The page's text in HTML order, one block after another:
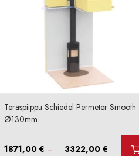
Teräspiippu Schiedel Permeter Smooth
Ø130mm
1871,00€ – 3322,00€